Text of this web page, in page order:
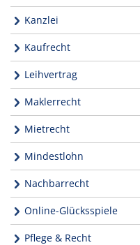
Kanzlei
Kaufrecht
Leihvertrag
Maklerrecht
Mietrecht
Mindestlohn
Nachbarrecht
Online-Glücksspiele
Pflege & Recht